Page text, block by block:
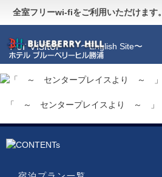
全室フリーwi-fiをご利用いただけます。
Guide 〜施設のご案内〜
For Visitor 〜English Site〜
「 ～ センタープレイスより ～ 」